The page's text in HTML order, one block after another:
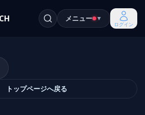
メニュー ▼
ログイン
トップページへ戻る